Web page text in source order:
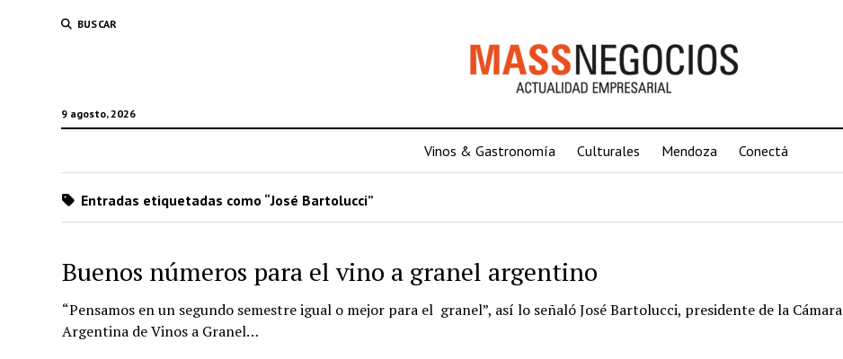
BUSCAR
9 agosto, 2026
Vinos & Gastronomía Culturales Mendoza Conectá
Entradas etiquetadas como “José Bartolucci”
Buenos números para el vino a granel argentino
“Pensamos en un segundo semestre igual o mejor para el granel”, así lo señaló José Bartolucci, presidente de la Cámara
Argentina de Vinos a Granel…